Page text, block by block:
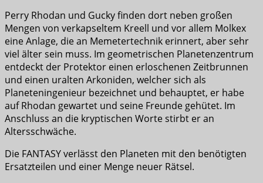
Perry Rhodan und Gucky finden dort neben großen
Mengen von verkapseltem Kreell und vor allem Molkex
eine Anlage, die an Memetertechnik erinnert, aber sehr
viel älter sein muss. Im geometrischen Planetenzentrum
entdeckt der Protektor einen erloschenen Zeitbrunnen
und einen uralten Arkoniden, welcher sich als
Planeteningenieur bezeichnet und behauptet, er habe
auf Rhodan gewartet und seine Freunde gehütet. Im
Anschluss an die kryptischen Worte stirbt er an
Altersschwäche.
Die FANTASY verlässt den Planeten mit den benötigten
Ersatzteilen und einer Menge neuer Rätsel.